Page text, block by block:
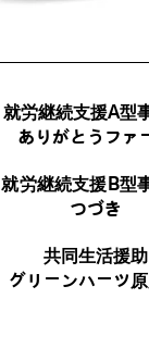
就労継続支援A型
ありがとうファ
就労継続支援B型
つづき
共同生活援助
グリーンハーツ